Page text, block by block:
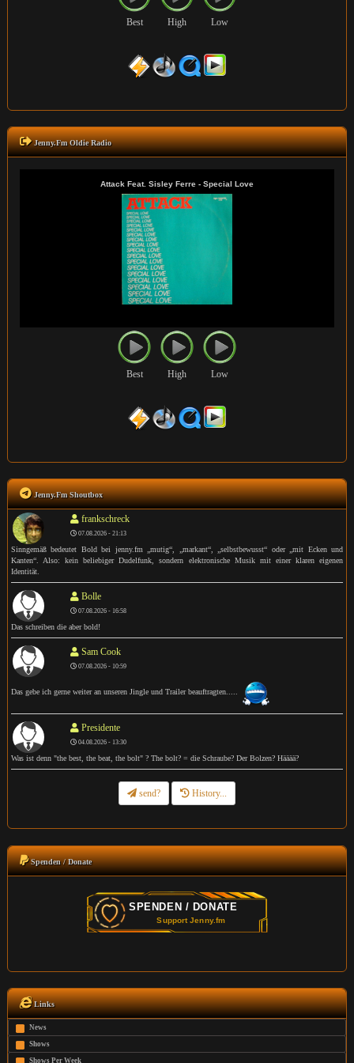
Best High Low
Jenny.Fm Oldie Radio
Best High Low
Jenny.Fm Shoutbox
frankschreck
07.08.2026 - 21:13
Sinngemäß bedeutet Bold bei jenny.fm „mutig“, „markant“, „selbstbewusst“ oder „mit Ecken und
Kanten“. Also: kein beliebiger Dudelfunk, sondern elektronische Musik mit einer klaren eigenen
Identität.
Bolle
07.08.2026 - 16:58
Das schreiben die aber bold!
Sam Cook
07.08.2026 - 10:59
Das gebe ich gerne weiter an unseren Jingle und Trailer beauftragten.....
Presidente
04.08.2026 - 13:30
Was ist denn "the best, the beat, the bolt" ? The bolt? = die Schraube? Der Bolzen? Hääää?
send? History...
Spenden / Donate
Links
News
Shows
Shows Per Week